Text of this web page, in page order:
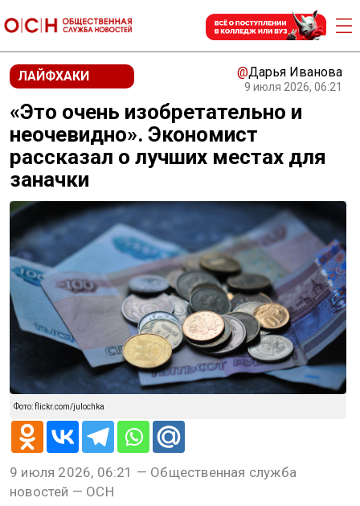
ЛАЙФХАКИ @Дарья Иванова
9 июля 2026, 06:21
«Это очень изобретательно и
неочевидно». Экономист
рассказал о лучших местах для
заначки
Фото: flickr.com/julochka
9 июля 2026, 06:21 — Общественная служба
новостей — ОСН